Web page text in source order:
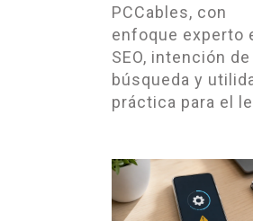
PCCables, con
enfoque experto
SEO, intención de
búsqueda y
práctica para el